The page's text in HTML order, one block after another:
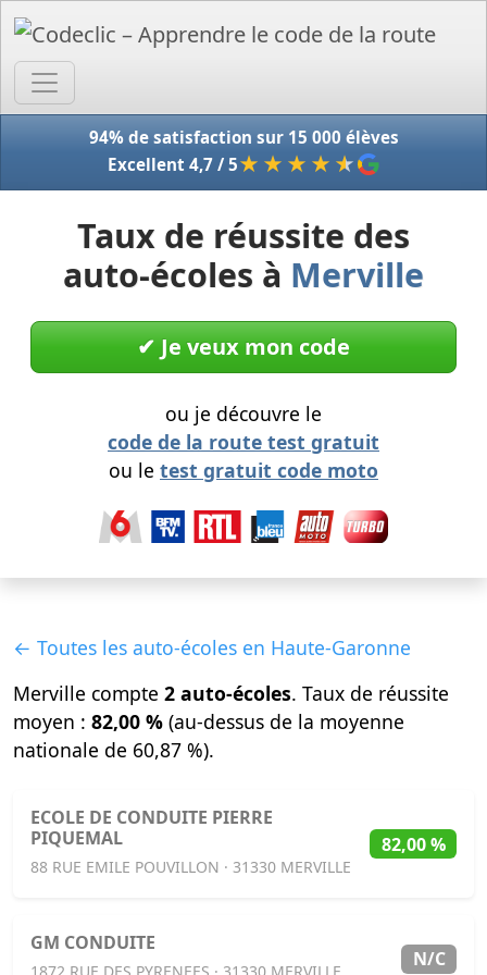
94% de satisfaction sur 15 000 élèves
Excellent 4,7 / 5★★★★ ★
Taux de réussite des
auto-écoles à Merville
✔︎ Je veux mon code
ou je découvre le
code de la route test gratuit
ou le test gratuit code moto
← Toutes les auto-écoles en Haute-Garonne
Merville compte 2 auto-écoles. Taux de réussite
moyen : 82,00 % (au-dessus de la moyenne
nationale de 60,87 %).
ECOLE DE CONDUITE PIERRE
PIQUEMAL
88 RUE EMILE POUVILLON · 31330 MERVILLE
82,00 %
GM CONDUITE
N/C